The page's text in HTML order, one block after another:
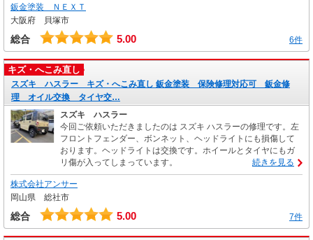
鈑金塗装 ＮＥＸＴ
大阪府 貝塚市
総合 5.00 6件
キズ・へこみ直し
スズキ ハスラー キズ・へこみ直し 鈑金塗装 保険修理対応可 鈑金修
理 オイル交換 タイヤ交…
スズキ ハスラー
今回ご依頼いただきましたのは スズキ ハスラーの修理です。左
フロントフェンダー、ボンネット、ヘッドライトにも損傷して
おります。ヘッドライトは交換です。ホイールとタイヤにもガ
リ傷が入ってしまっています。
続きを見る
株式会社アンサー
岡山県 総社市
総合 5.00 7件